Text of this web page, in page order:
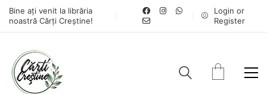
Bine ați venit la librăria
noastră Cărți Creștine!
Login or
Register